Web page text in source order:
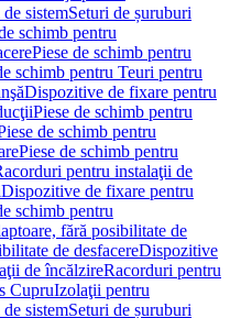
sistemSeturi de șuruburi
schimb pentru
Piese de schimb pentru
schimb pentru Teuri pentru
Dispozitive de fixare pentru
Piese de schimb pentru
de schimb pentru
Piese de schimb pentru
pentru instalaţii de
Dispozitive de fixare pentru
schimb pentru
fără posibilitate de
de desfacereDispozitive
de încălzireRacorduri pentru
CupruIzolaţii pentru
sistemSeturi de șuruburi